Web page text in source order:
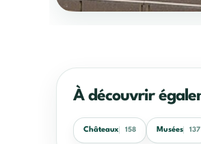
À découvrir
Châteaux 158 Musées 137